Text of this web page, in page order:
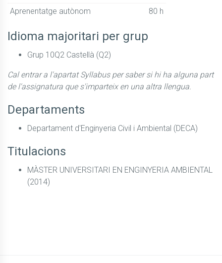
Aprenentatge autònom
80 h
Idioma majoritari per grup
Grup 10Q2 Castellà (Q2)
Cal entrar a l'apartat Syllabus per saber si hi ha alguna part
de l'assignatura que s'imparteix en una altra llengua.
Departaments
Departament d'Enginyeria Civil i Ambiental (DECA)
Titulacions
MÀSTER UNIVERSITARI EN ENGINYERIA AMBIENTAL
(2014)